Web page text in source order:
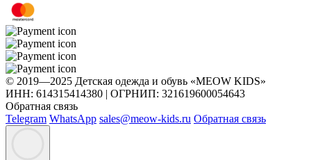
© 2019—2025 Детская одежда и обувь «MEOW KIDS»
ИНН: 614315414380 | ОГРНИП: 321619600054643
Обратная связь
Telegram WhatsApp sales@meow-kids.ru Обратная связь